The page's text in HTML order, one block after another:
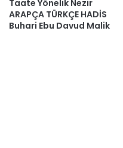
Taate Yönelik Nezir
ARAPÇA TÜRKÇE HADİS
Buhari Ebu Davud Malik